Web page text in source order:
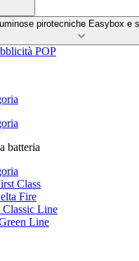
Easybox e
POP
batteria
Class
Fire
Classic Line
Line